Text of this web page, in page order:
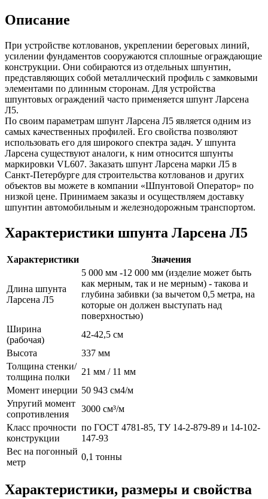
Описание
При устройстве котлованов, укреплении береговых линий,
усилении фундаментов сооружаются сплошные ограждающие
конструкции. Они собираются из отдельных шпунтин,
представляющих собой металлический профиль с замковыми
элементами по длинным сторонам. Для устройства
шпунтовых ограждений часто применяется шпунт Ларсена
Л5.
По своим параметрам шпунт Ларсена Л5 является одним из
самых качественных профилей. Его свойства позволяют
использовать его для широкого спектра задач. У шпунта
Ларсена существуют аналоги, к ним относится шпунты
маркировки VL607. Заказать шпунт Ларсена марки Л5 в
Санкт-Петербурге для строительства котлованов и других
объектов вы можете в компании «Шпунтовой Оператор» по
низкой цене. Принимаем заказы и осуществляем доставку
шпунтин автомобильным и железнодорожным транспортом.
Характеристики шпунта Ларсена Л5
Характеристики Значения
Длина шпунта
Ларсена Л5
5 000 мм -12 000 мм (изделие может быть
как мерным, так и не мерным) - такова и
глубина забивки (за вычетом 0,5 метра, на
которые он должен выступать над
поверхностью)
Ширина
(рабочая)
42-42,5 см
Высота
337 мм
Толщина стенки/
толщина полки
21 мм / 11 мм
Момент инерции 50 943 см4/м
Упругий момент
сопротивления
3000 см³/м
Класс прочности
конструкции
по ГОСТ 4781-85, ТУ 14-2-879-89 и 14-102-
147-93
Вес на погонный
метр
0,1 тонны
Характеристики, размеры и свойства